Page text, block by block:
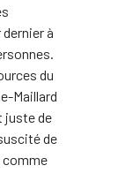
à
du
Maillard
juste de
de
comme